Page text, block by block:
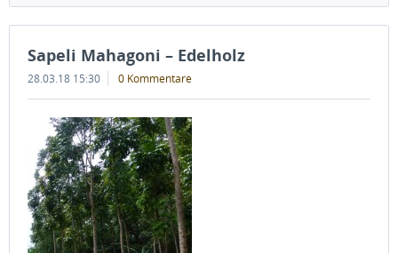
Sapeli Mahagoni – Edelholz
28.03.18 15:30 0 Kommentare